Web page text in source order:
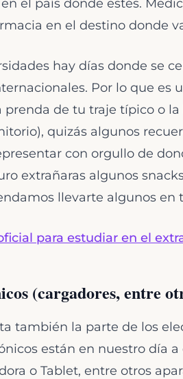
el país donde estés.
en el destino donde
hay días donde se
Por lo que es
prenda de tu traje típico o
quizás algunos
con orgullo de
extrañaras algunos
llevarte algunos en
para estudiar en el
(cargadores, entre
también la parte de los
están en nuestro día
o Tablet, entre otros